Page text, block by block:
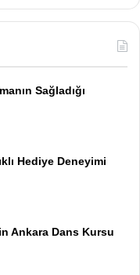
Sağladığı
Hediye Deneyimi
Ankara Dans Kursu